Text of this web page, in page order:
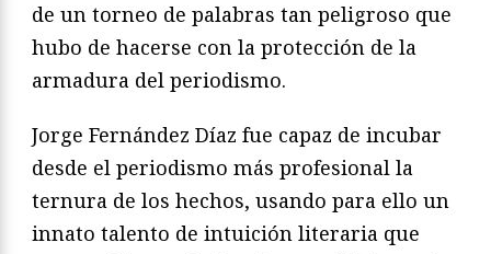
de un torneo de palabras tan peligroso que
hubo de hacerse con la protección de la
armadura del periodismo.
Jorge Fernández Díaz fue capaz de incubar
desde el periodismo más profesional la
ternura de los hechos, usando para ello un
innato talento de intuición literaria que